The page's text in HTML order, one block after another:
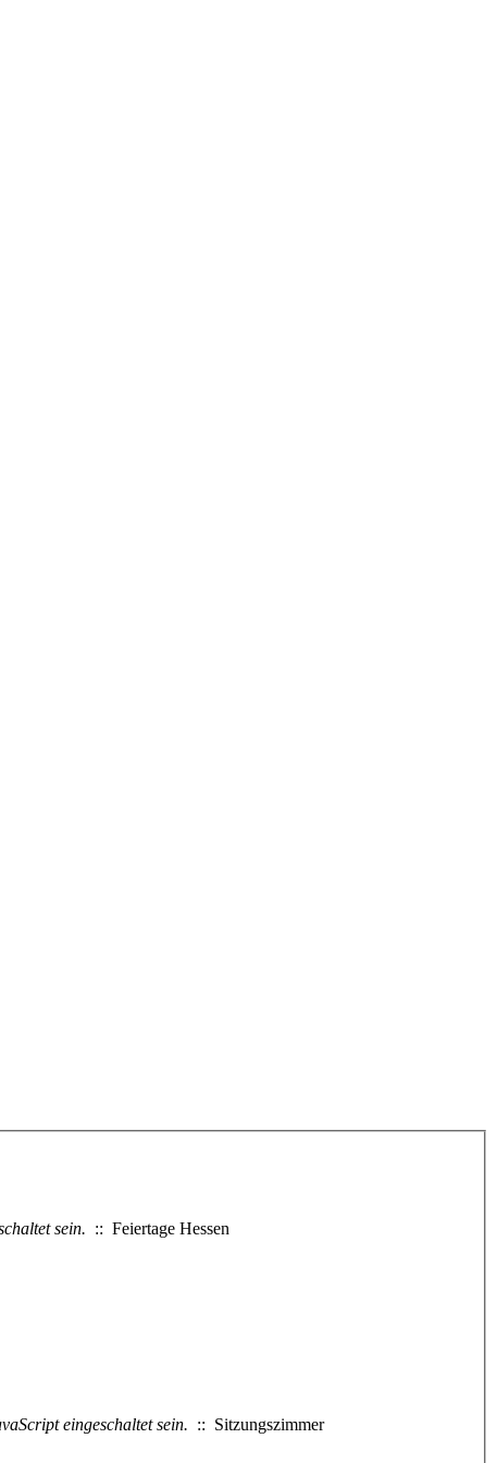
sein. :: Feiertage Hessen
eingeschaltet sein. :: Sitzungszimmer